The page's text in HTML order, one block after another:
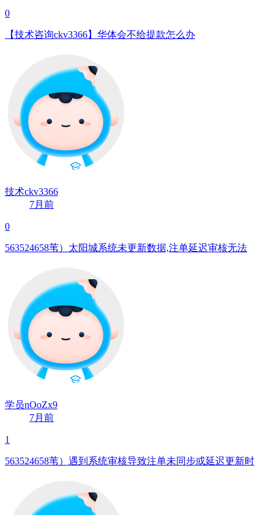
0
【技术咨询ckv3366】华体会不给提款怎么办
技术ckv3366
7月前
0
563524658苇）太阳城系统未更新数据,注单延迟审核无法
学员nOoZx9
7月前
1
563524658苇）遇到系统审核导致注单未同步或延迟更新时